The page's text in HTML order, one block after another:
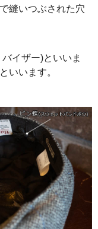
縫いつぶされた穴
イザー)といいま
いいます。